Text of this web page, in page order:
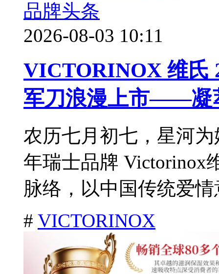
品牌头条
2026-08-03 10:11
VICTORINOX 维氏
军刀浪漫上市——凝
农历七月初七，星河
年瑞士品牌 Victorinox
脉络，以中国传统爱情
# VICTORINOX